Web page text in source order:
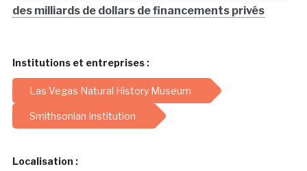
des milliards de dollars de financements privés
Institutions et entreprises :
Las Vegas Natural History Museum
Smithsonian Institution
Localisation :